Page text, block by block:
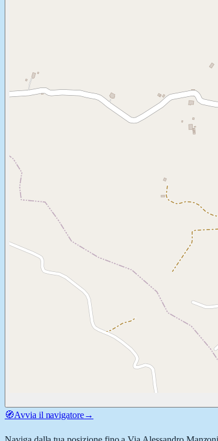
🧭Avvia il navigatore→